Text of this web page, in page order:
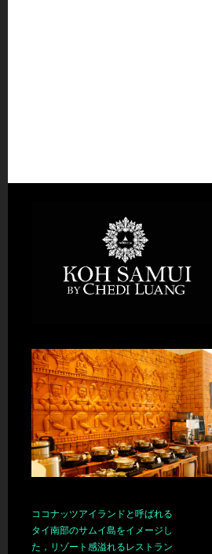
ココナッツアイランドと呼ばれる
タイ南部のサムイ島をイメージし
た，リゾート感溢れるレストラン